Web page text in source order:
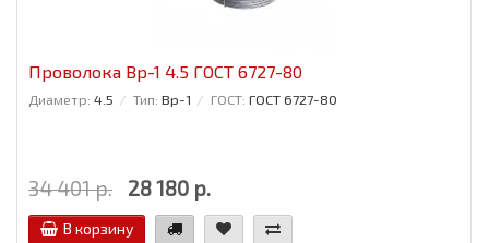
Проволока Вр-1 4.5 ГОСТ 6727-80
Диаметр: 4.5 Тип: Вр-1 ГОСТ: ГОСТ 6727-80
34 401 р. 28 180 р.
В корзину